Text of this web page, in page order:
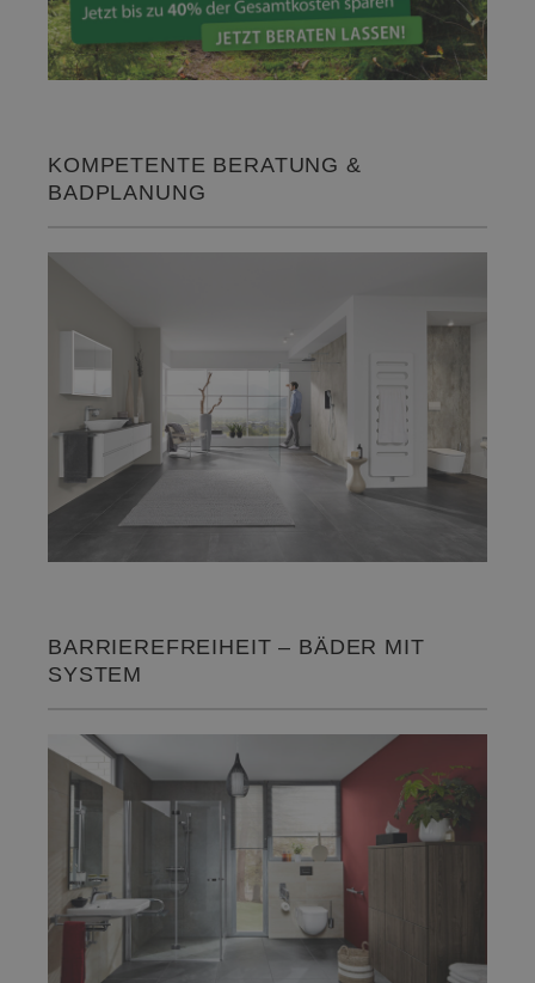
KOMPETENTE BERATUNG &
BADPLANUNG
BARRIEREFREIHEIT – BÄDER MIT
SYSTEM